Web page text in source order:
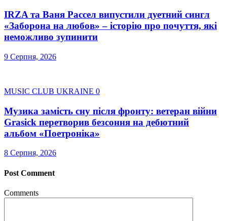
IRZA та Ваня Рассел випустили дуетний сингл
«Заборона на любов» – історію про почуття, які
неможливо зупинити
9 Серпня, 2026
MUSIC CLUB UKRAINE 0
Музика замість сну після фронту: ветеран війни
Grasick перетворив безсоння на дебютний
альбом «Поетроніка»
8 Серпня, 2026
Post Comment
Comments